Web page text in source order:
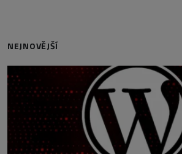
NEJNOVĚJŠÍ